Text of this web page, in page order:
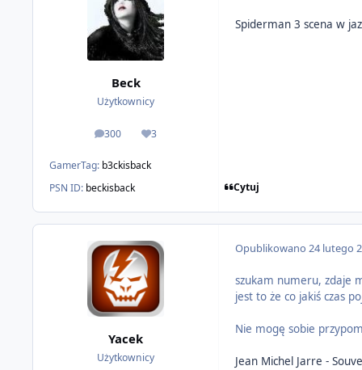
Beck
Użytkownicy
300
odpowiedzi
3
Reputacja
GamerTag: b3ckisback
PSN ID: beckisback
Spiderman 3 scena w
Cytuj
Yacek
Użytkownicy
Opublikowano24 lutego
szukam numeru, zdaje
jest to że co jakiś czas
Nie mogę sobie
Jean Michel Jarre -